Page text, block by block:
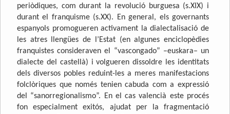
periòdiques, com durant la revolució burguesa (s.XIX) i
durant el franquisme (s.XX). En general, els governants
espanyols promogueren activament la dialectalisació de
les atres llengües de l’Estat (en algunes enciclopèdies
franquistes consideraven el “vascongado” –euskara– un
dialecte del castellà) i volgueren dissoldre les identitats
dels diversos pobles reduint-les a meres manifestacions
folclòriques que només tenien cabuda com a expressió
del “sanorregionalismo”. En el cas valencià este procés
fon especialment exitós, ajudat per la fragmentació